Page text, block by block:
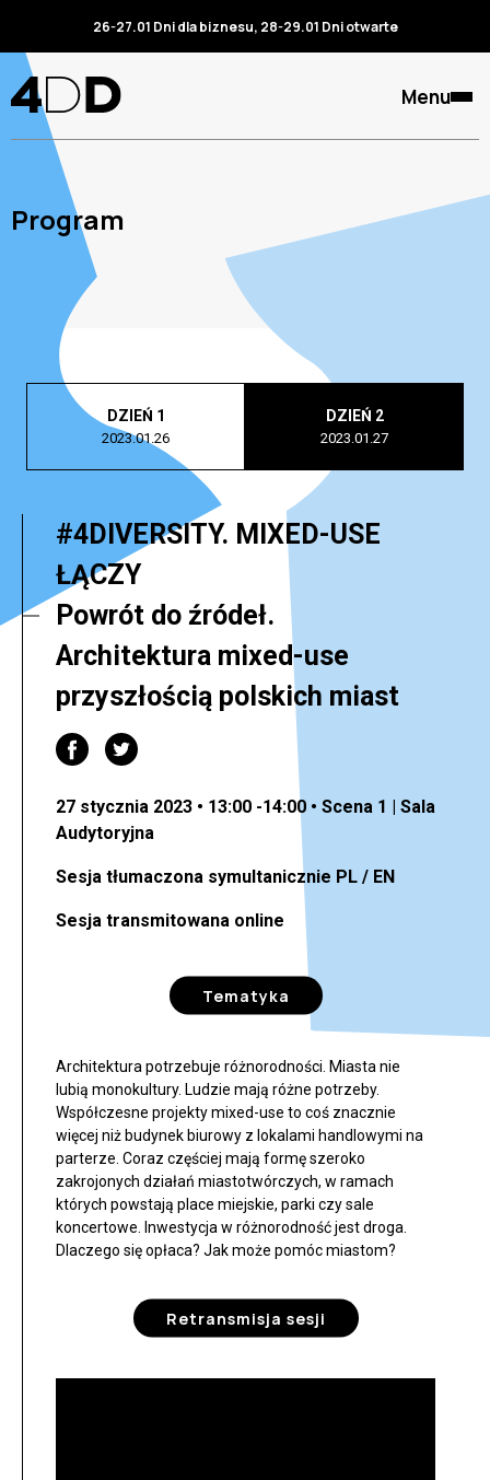
26-27.01 Dni dla biznesu, 28-29.01 Dni otwarte
Menu
Program
DZIEŃ 1
2023.01.26
DZIEŃ 2
2023.01.27
#4DIVERSITY. MIXED-USE
ŁĄCZY
Powrót do źródeł.
Architektura mixed-use
przyszłością polskich miast
27 stycznia 2023 • 13:00 -14:00 • Scena 1 | Sala
Audytoryjna
Sesja tłumaczona symultanicznie PL / EN
Sesja transmitowana online
Tematyka
Architektura potrzebuje różnorodności. Miasta nie
lubią monokultury. Ludzie mają różne potrzeby.
Współczesne projekty mixed-use to coś znacznie
więcej niż budynek biurowy z lokalami handlowymi na
parterze. Coraz częściej mają formę szeroko
zakrojonych działań miastotwórczych, w ramach
których powstają place miejskie, parki czy sale
koncertowe. Inwestycja w różnorodność jest droga.
Dlaczego się opłaca? Jak może pomóc miastom?
Retransmisja sesji